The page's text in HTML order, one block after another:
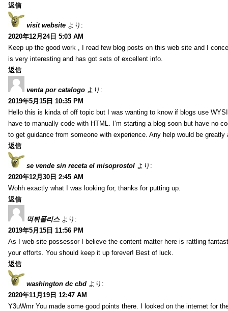
返信
visit website より:
2020年12月24日 5:03 AM
Keep up the good work , I read few blog posts on this web site and I
is very interesting and has got sets of excellent info.
返信
venta por catalogo より:
2019年5月15日 10:35 PM
Hello this is kinda of off topic but I was wanting to know if blogs use
have to manually code with HTML. I’m starting a blog soon but have no
to get guidance from someone with experience. Any help would be greatly
返信
se vende sin receta el misoprostol より:
2020年12月30日 2:45 AM
Wohh exactly what I was looking for, thanks for putting up.
返信
먹튀폴리스 より:
2019年5月15日 11:56 PM
As I web-site possessor I believe the content matter here is rattling
your efforts. You should keep it up forever! Best of luck.
返信
washington dc cbd より:
2020年11月19日 12:47 AM
Y3uWmr You made some good points there. I looked on the internet for